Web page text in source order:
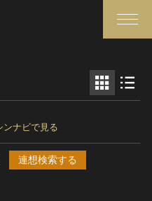
検索
ンナビで見る
連想検索する